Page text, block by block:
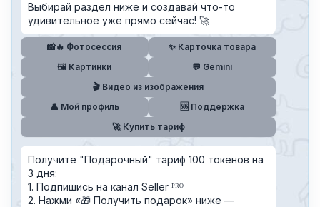
Выбирай раздел ниже и создавай что-то
удивительное уже прямо сейчас! 🚀
📸🔥 Фотосессия
✨ Карточка товара
🖼️ Картинки
💬 Gemini
🎬 Видео из изображения
👤 Мой профиль
🆘 Поддержка
🚀 Купить тариф
Получите "Подарочный" тариф 100 токенов на
3 дня:
1. Подпишись на канал Seller ᴾᴿᴼ
2. Нажми «🎁 Получить подарок» ниже —